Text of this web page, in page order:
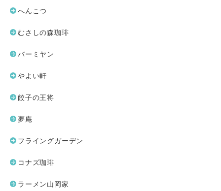
へんこつ
むさしの森珈琲
バーミヤン
やよい軒
餃子の王将
夢庵
フライングガーデン
コナズ珈琲
ラーメン山岡家